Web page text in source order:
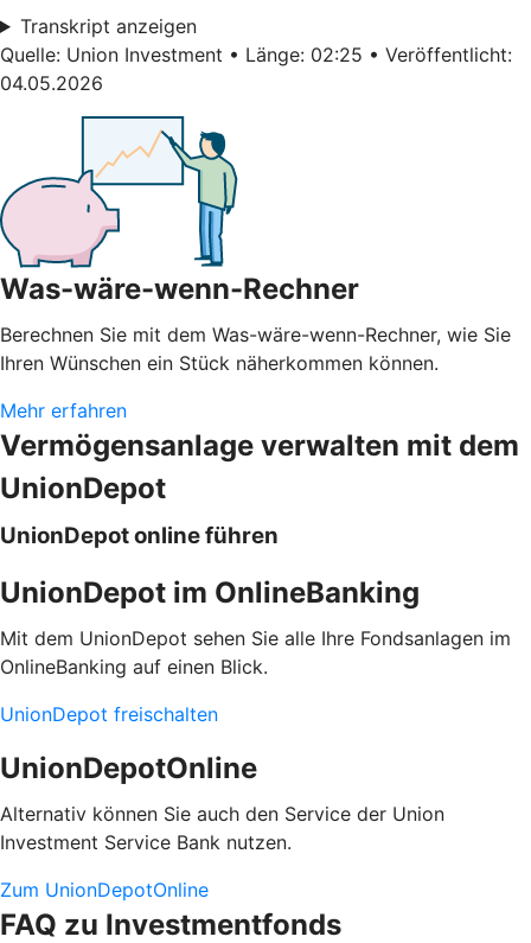
Transkript anzeigen
Quelle: Union Investment • Länge: 02:25 • Veröffentlicht:
04.05.2026
Was-wäre-wenn-Rechner
Berechnen Sie mit dem Was-wäre-wenn-Rechner, wie Sie
Ihren Wünschen ein Stück näherkommen können.
Mehr erfahren
Vermögensanlage verwalten mit dem
UnionDepot
UnionDepot online führen
UnionDepot im OnlineBanking
Mit dem UnionDepot sehen Sie alle Ihre Fondsanlagen im
OnlineBanking auf einen Blick.
UnionDepot freischalten
UnionDepotOnline
Alternativ können Sie auch den Service der Union
Investment Service Bank nutzen.
Zum UnionDepotOnline
FAQ zu Investmentfonds